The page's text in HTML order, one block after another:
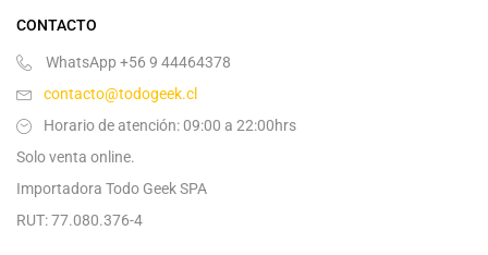
CONTACTO
WhatsApp +56 9 44464378
contacto@todogeek.cl
Horario de atención: 09:00 a 22:00hrs
Solo venta online.
Importadora Todo Geek SPA
RUT: 77.080.376-4